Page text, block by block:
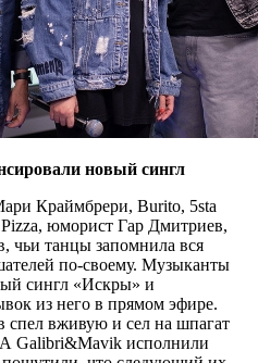
новый сингл
Краймбрери, Burito, 5sta
юморист Гар Дмитриев,
чьи танцы запомнила вся
по-своему. Музыканты
сингл «Искры» и
из него в прямом эфире.
вживую и сел на шпагат
Galibri&Mavik исполнили